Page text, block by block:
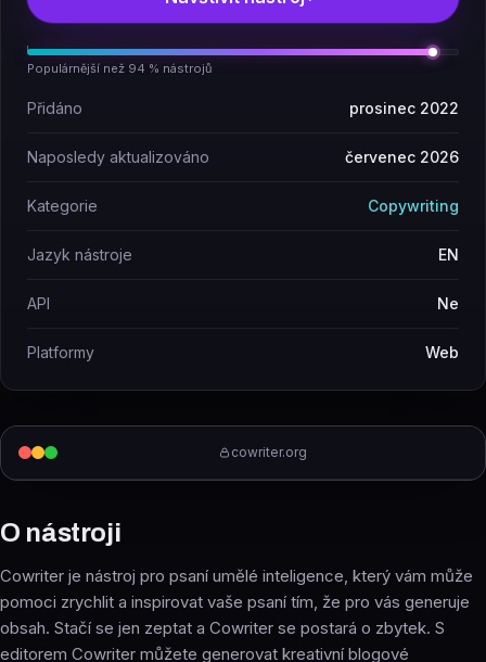
cowriter.org
O nástroji
Cowriter je nástroj pro psaní umělé inteligence, který vám může
pomoci zrychlit a inspirovat vaše psaní tím, že pro vás generuje
obsah. Stačí se jen zeptat a Cowriter se postará o zbytek. S
editorem Cowriter můžete generovat kreativní blogové
Populárnější než 94 % nástrojů
Přidáno prosinec 2022
Naposledy aktualizováno červenec 2026
Kategorie Copywriting
Jazyk nástroje EN
API Ne
Platformy Web